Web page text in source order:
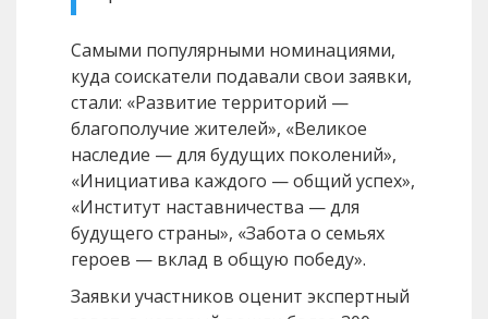
Самыми популярными номинациями,
куда соискатели подавали свои заявки,
стали: «Развитие территорий —
благополучие жителей», «Великое
наследие — для будущих поколений»,
«Инициатива каждого — общий успех»,
«Институт наставничества — для
будущего страны», «Забота о семьях
героев — вклад в общую победу».
Заявки участников оценит экспертный